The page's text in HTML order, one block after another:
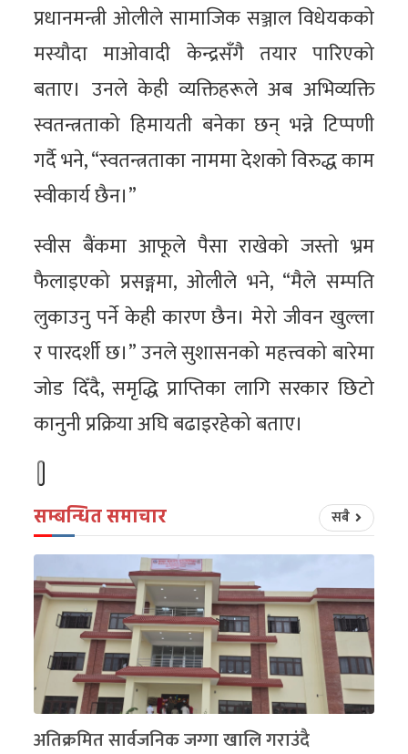
प्रधानमन्त्री ओलीले सामाजिक सञ्जाल विधेयकको
मस्यौदा माओवादी केन्द्रसँगै तयार पारिएको
बताए। उनले केही व्यक्तिहरूले अब अभिव्यक्ति
स्वतन्त्रताको हिमायती बनेका छन् भन्ने टिप्पणी
गर्दै भने, “स्वतन्त्रताका नाममा देशको विरुद्ध काम
स्वीकार्य छैन।”
स्वीस बैंकमा आफूले पैसा राखेको जस्तो भ्रम
फैलाइएको प्रसङ्गमा, ओलीले भने, “मैले सम्पति
लुकाउनु पर्ने केही कारण छैन। मेरो जीवन खुल्ला
र पारदर्शी छ।” उनले सुशासनको महत्त्वको बारेमा
जोड दिँदै, समृद्धि प्राप्तिका लागि सरकार छिटो
कानुनी प्रक्रिया अघि बढाइरहेको बताए।
सम्बन्धित समाचार सबै
अतिक्रमित सार्वजनिक जग्गा खालि गराउंदै